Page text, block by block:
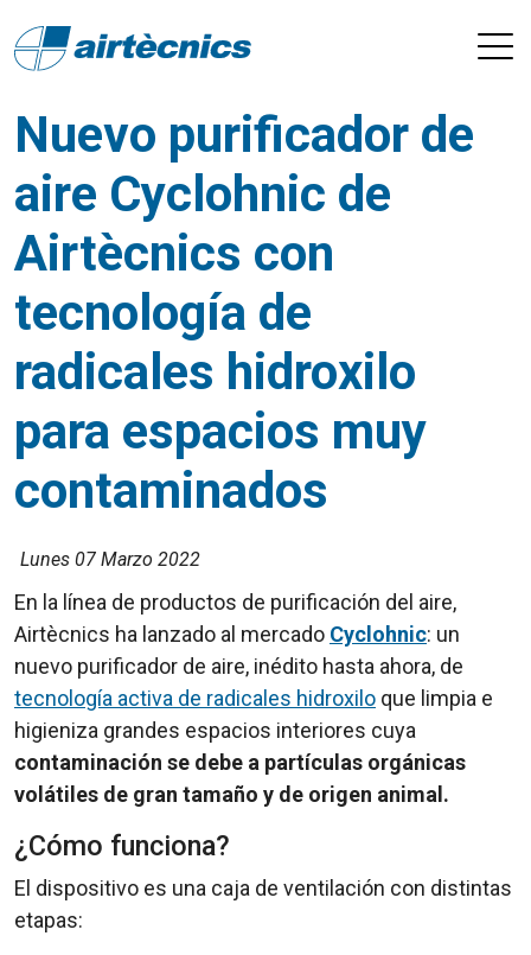
Nuevo purificador de
aire Cyclohnic de
Airtècnics con
tecnología de
radicales hidroxilo
para espacios muy
contaminados
Lunes 07 Marzo 2022
En la línea de productos de purificación del aire,
Airtècnics ha lanzado al mercado Cyclohnic: un
nuevo purificador de aire, inédito hasta ahora, de
tecnología activa de radicales hidroxilo que limpia e
higieniza grandes espacios interiores cuya
contaminación se debe a partículas orgánicas
volátiles de gran tamaño y de origen animal.
¿Cómo funciona?
El dispositivo es una caja de ventilación con distintas
etapas: